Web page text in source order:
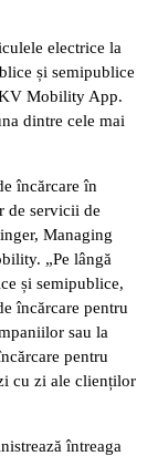
electrice la
și semipublice
Mobility App.
dintre cele mai
încărcare în
de servicii de
Managing
„Pe lângă
și semipublice,
încărcare pentru
sau la
pentru
cu zi ale clienților
întreaga